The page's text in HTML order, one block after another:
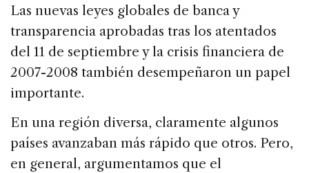
Las nuevas leyes globales de banca y
transparencia aprobadas tras los atentados
del 11 de septiembre y la crisis financiera de
2007-2008 también desempeñaron un papel
importante.
En una región diversa, claramente algunos
países avanzaban más rápido que otros. Pero,
en general, argumentamos que el